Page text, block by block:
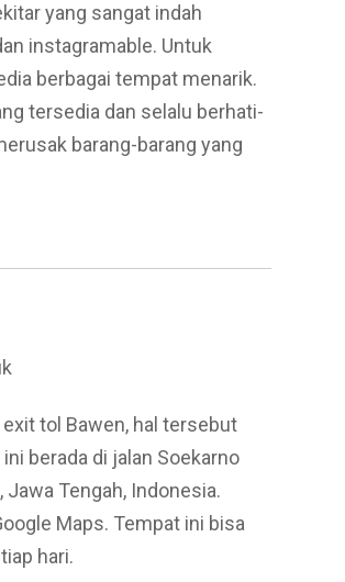
yang sangat indah
instagramable. Untuk
berbagai tempat menarik.
tersedia dan selalu berhati-
barang-barang yang
tol Bawen, hal tersebut
berada di jalan Soekarno
, Jawa Tengah, Indonesia.
Maps. Tempat ini bisa
hari.